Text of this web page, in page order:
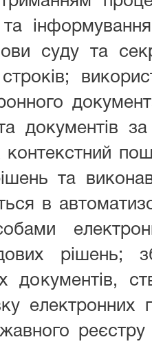
суду та
документів за
контекстний
та
в
рішень;
документів,
електронних